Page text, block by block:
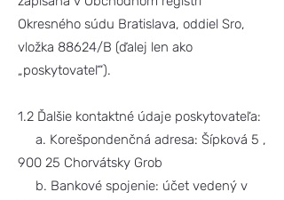
Okresného súdu Bratislava, oddiel Sro,
vložka 88624/B (ďalej len ako
„poskytovateľ“).
1.2 Ďalšie kontaktné údaje poskytovateľa:
a. Korešpondenčná adresa: Šípková 5 ,
900 25 Chorvátsky Grob
b. Bankové spojenie: účet vedený v